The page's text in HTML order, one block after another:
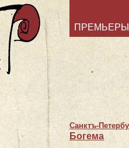
ПРЕМЬЕРЫ
Санктъ-
Богема